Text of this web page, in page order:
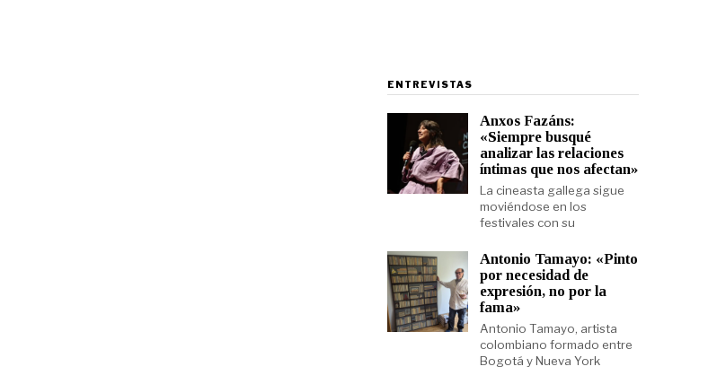
ENTREVISTAS
Anxos Fazáns:
«Siempre busqué
analizar las relaciones
íntimas que nos afectan»
La cineasta gallega sigue
moviéndose en los
festivales con su
Antonio Tamayo: «Pinto
por necesidad de
expresión, no por la
fama»
Antonio Tamayo, artista
colombiano formado entre
Bogotá y Nueva York